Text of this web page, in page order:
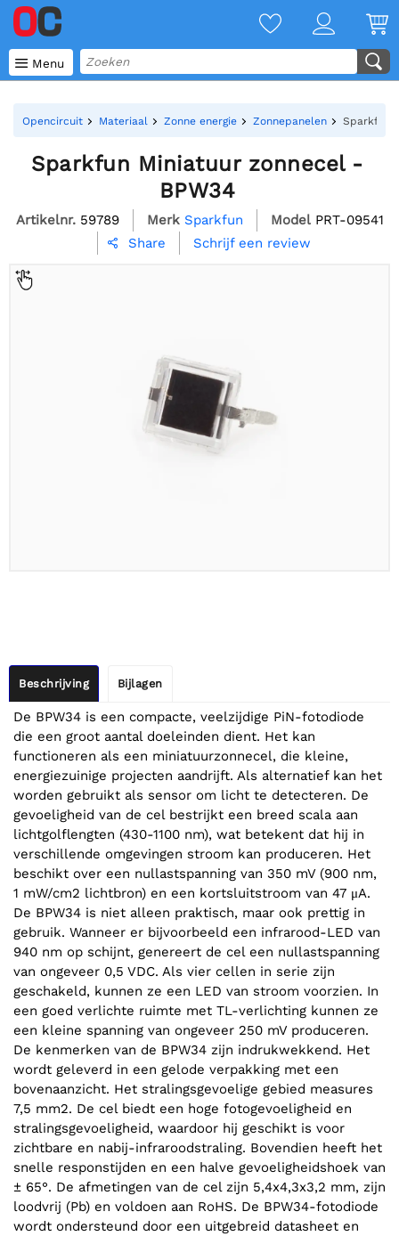
 Menu
Opencircuit Materiaal Zonne energie Zonnepanelen Sparkfun
Sparkfun Miniatuur zonnecel -
BPW34
Artikelnr. 59789 Merk Sparkfun Model PRT-09541
 Share Schrijf een review
Beschrijving Bijlagen
De BPW34 is een compacte, veelzijdige PiN-fotodiode
die een groot aantal doeleinden dient. Het kan
functioneren als een miniatuurzonnecel, die kleine,
energiezuinige projecten aandrijft. Als alternatief kan het
worden gebruikt als sensor om licht te detecteren. De
gevoeligheid van de cel bestrijkt een breed scala aan
lichtgolflengten (430-1100 nm), wat betekent dat hij in
verschillende omgevingen stroom kan produceren. Het
beschikt over een nullastspanning van 350 mV (900 nm,
1 mW/cm2 lichtbron) en een kortsluitstroom van 47 μA.
De BPW34 is niet alleen praktisch, maar ook prettig in
gebruik. Wanneer er bijvoorbeeld een infrarood-LED van
940 nm op schijnt, genereert de cel een nullastspanning
van ongeveer 0,5 VDC. Als vier cellen in serie zijn
geschakeld, kunnen ze een LED van stroom voorzien. In
een goed verlichte ruimte met TL-verlichting kunnen ze
een kleine spanning van ongeveer 250 mV produceren.
De kenmerken van de BPW34 zijn indrukwekkend. Het
wordt geleverd in een gelode verpakking met een
bovenaanzicht. Het stralingsgevoelige gebied measures
7,5 mm2. De cel biedt een hoge fotogevoeligheid en
stralingsgevoeligheid, waardoor hij geschikt is voor
zichtbare en nabij-infraroodstraling. Bovendien heeft het
snelle responstijden en een halve gevoeligheidshoek van
± 65°. De afmetingen van de cel zijn 5,4x4,3x3,2 mm, zijn
loodvrij (Pb) en voldoen aan RoHS. De BPW34-fotodiode
wordt ondersteund door een uitgebreid datasheet en